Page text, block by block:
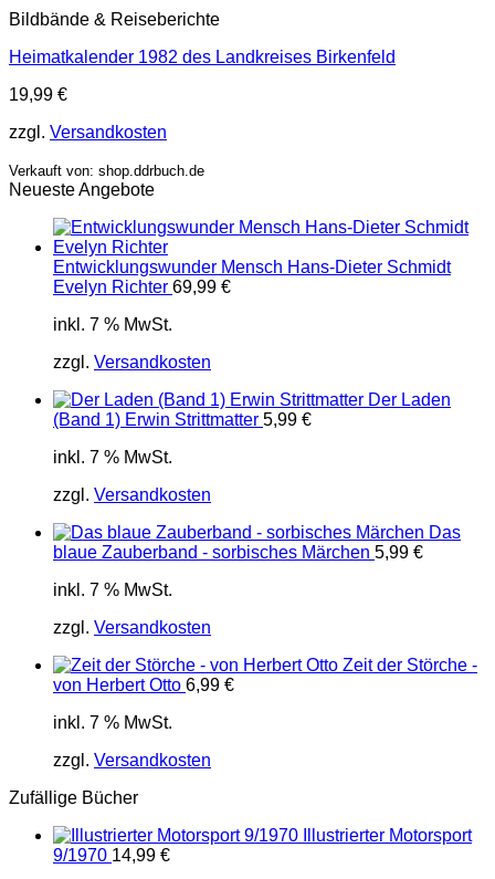
Bildbände & Reiseberichte
Heimatkalender 1982 des Landkreises Birkenfeld
19,99 €
zzgl. Versandkosten
Verkauft von: shop.ddrbuch.de
Neueste Angebote
Entwicklungswunder Mensch Hans-Dieter Schmidt
Evelyn Richter 69,99 €
inkl. 7 % MwSt.
zzgl. Versandkosten
Der Laden
(Band 1) Erwin Strittmatter 5,99 €
inkl. 7 % MwSt.
zzgl. Versandkosten
Das
blaue Zauberband - sorbisches Märchen 5,99 €
inkl. 7 % MwSt.
zzgl. Versandkosten
Zeit der Störche -
von Herbert Otto 6,99 €
inkl. 7 % MwSt.
zzgl. Versandkosten
Zufällige Bücher
Illustrierter Motorsport
9/1970 14,99 €